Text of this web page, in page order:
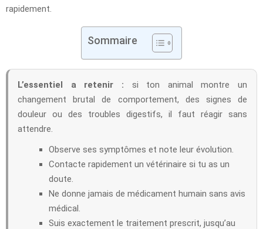
rapidement.
Sommaire
L’essentiel a retenir : si ton animal montre un
changement brutal de comportement, des signes de
douleur ou des troubles digestifs, il faut réagir sans
attendre.
Observe ses symptômes et note leur évolution.
Contacte rapidement un vétérinaire si tu as un
doute.
Ne donne jamais de médicament humain sans avis
médical.
Suis exactement le traitement prescrit, jusqu’au